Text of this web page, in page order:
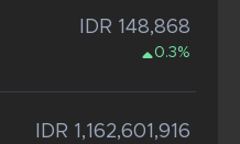
IDR 148,868
0.3%
IDR 1,162,601,916